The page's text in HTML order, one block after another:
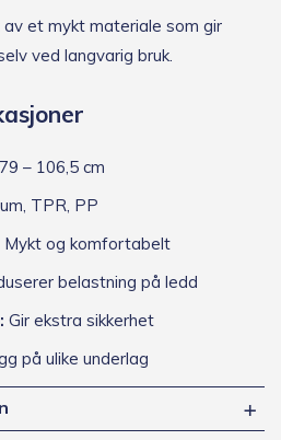
av et mykt materiale som gir
ved langvarig bruk.
79 – 106,5 cm
TPR, PP
Mykt og komfortabelt
belastning på ledd
Gir ekstra sikkerhet
på ulike underlag